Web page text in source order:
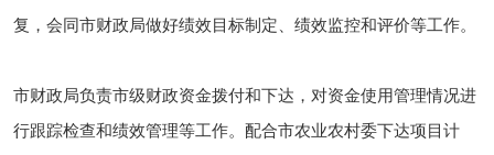
复，会同市财政局做好绩效目标制定、绩效监控和评价等工作。
市财政局负责市级财政资金拨付和下达，对资金使用管理情况进
行跟踪检查和绩效管理等工作。配合市农业农村委下达项目计